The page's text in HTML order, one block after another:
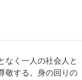
く一人の社会人と
敬する。身の回りの